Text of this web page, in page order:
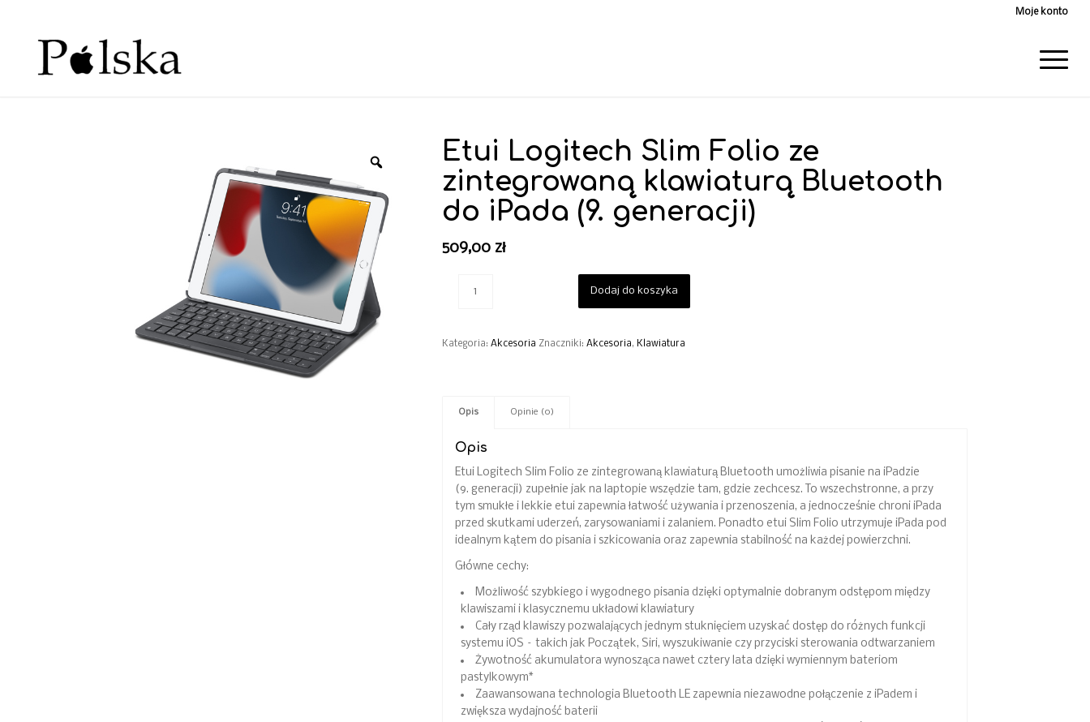
Moje konto
Etui Logitech Slim Folio ze
zintegrowaną klawiaturą Bluetooth
do iPada (9. generacji)
509,00 zł
Dodaj do koszyka
Kategoria: Akcesoria Znaczniki: Akcesoria, Klawiatura
Opis Opinie (0)
Opis
Etui Logitech Slim Folio ze zintegrowaną klawiaturą Bluetooth umożliwia pisanie na iPadzie
(9. generacji) zupełnie jak na laptopie wszędzie tam, gdzie zechcesz. To wszechstronne, a przy
tym smukłe i lekkie etui zapewnia łatwość używania i przenoszenia, a jednocześnie chroni iPada
przed skutkami uderzeń, zarysowaniami i zalaniem. Ponadto etui Slim Folio utrzymuje iPada pod
idealnym kątem do pisania i szkicowania oraz zapewnia stabilność na każdej powierzchni.
Główne cechy:
Możliwość szybkiego i wygodnego pisania dzięki optymalnie dobranym odstępom między
klawiszami i klasycznemu układowi klawiatury
Cały rząd klawiszy pozwalających jednym stuknięciem uzyskać dostęp do różnych funkcji
systemu iOS – takich jak Początek, Siri, wyszukiwanie czy przyciski sterowania odtwarzaniem
Żywotność akumulatora wynosząca nawet cztery lata dzięki wymiennym bateriom
pastylkowym*
Zaawansowana technologia Bluetooth LE zapewnia niezawodne połączenie z iPadem i
zwiększa wydajność baterii